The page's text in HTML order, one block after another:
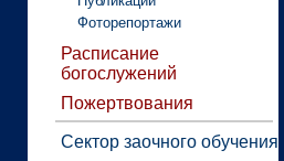
Фоторепортажи
Расписание
богослужений
Пожертвования
Сектор заочного обучения